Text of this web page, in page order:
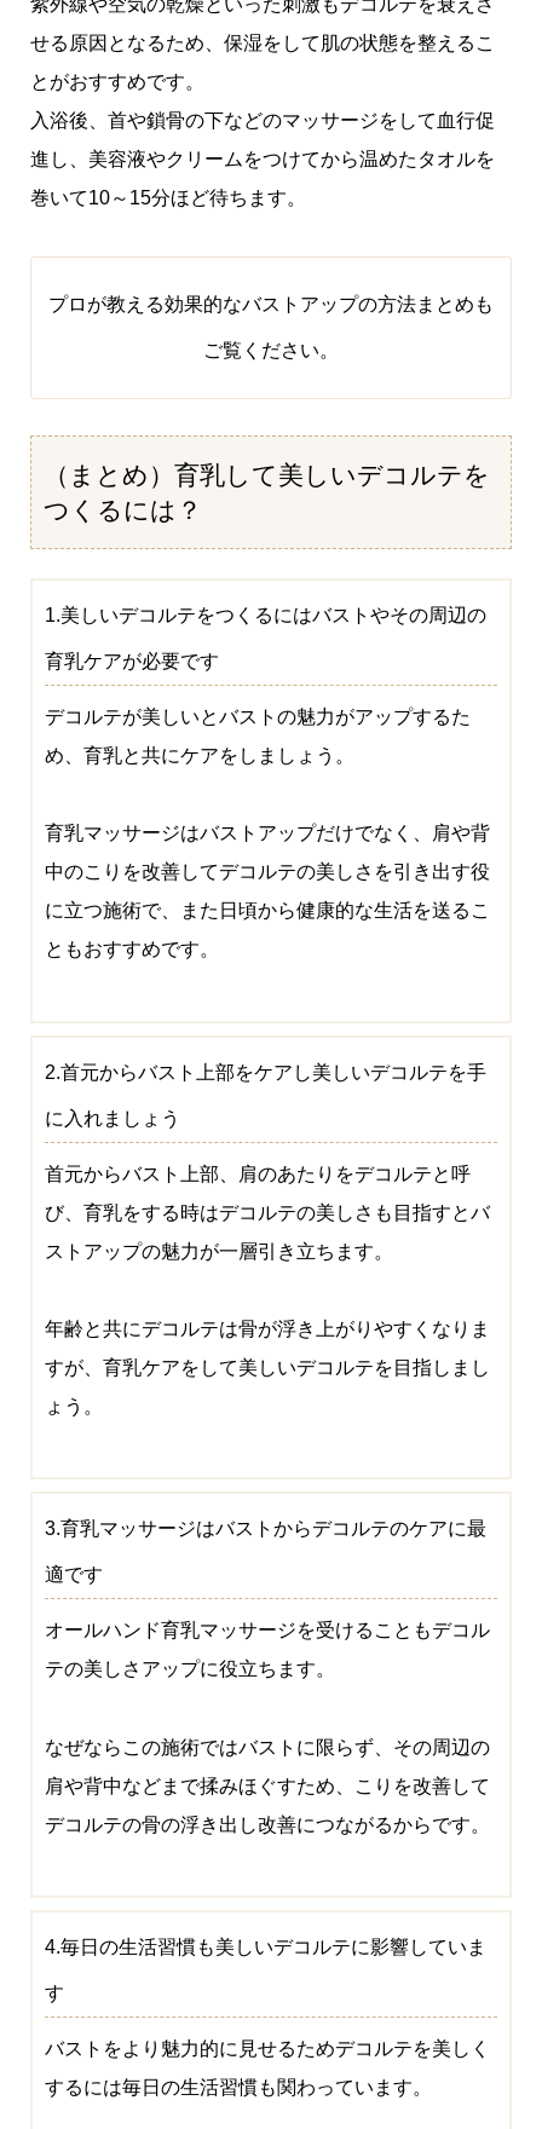
紫外線や空気の乾燥といった刺激もデコルテを衰えさ
せる原因となるため、保湿をして肌の状態を整えるこ
とがおすすめです。
入浴後、首や鎖骨の下などのマッサージをして血行促
進し、美容液やクリームをつけてから温めたタオルを
巻いて10～15分ほど待ちます。
プロが教える効果的なバストアップの方法まとめ も
ご覧ください。
（まとめ）育乳して美しいデコルテを
つくるには？
1.美しいデコルテをつくるにはバストやその周辺の
育乳ケアが必要です
デコルテが美しいとバストの魅力がアップするた
め、育乳と共にケアをしましょう。
育乳マッサージはバストアップだけでなく、肩や背
中のこりを改善してデコルテの美しさを引き出す役
に立つ施術で、また日頃から健康的な生活を送るこ
ともおすすめです。
2.首元からバスト上部をケアし美しいデコルテを手
に入れましょう
首元からバスト上部、肩のあたりをデコルテと呼
び、育乳をする時はデコルテの美しさも目指すとバ
ストアップの魅力が一層引き立ちます。
年齢と共にデコルテは骨が浮き上がりやすくなりま
すが、育乳ケアをして美しいデコルテを目指しまし
ょう。
3.育乳マッサージはバストからデコルテのケアに最
適です
オールハンド育乳マッサージを受けることもデコル
テの美しさアップに役立ちます。
なぜならこの施術ではバストに限らず、その周辺の
肩や背中などまで揉みほぐすため、こりを改善して
デコルテの骨の浮き出し改善につながるからです。
4.毎日の生活習慣も美しいデコルテに影響していま
す
バストをより魅力的に見せるためデコルテを美しく
するには毎日の生活習慣も関わっています。